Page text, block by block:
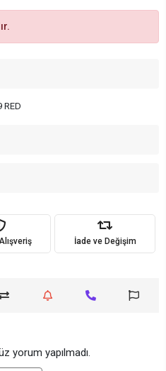
RED
İade ve Değişim
yorum yapılmadı.